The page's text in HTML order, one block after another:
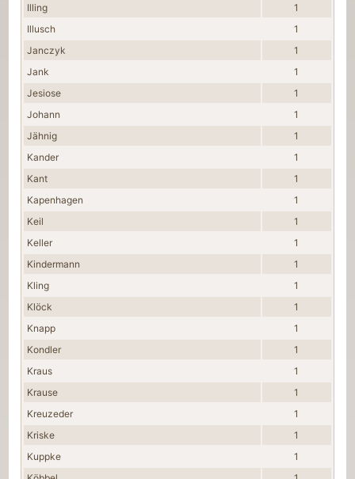
Illing
1
Illusch
1
Janczyk
1
Jank
1
Jesiose
1
Johann
1
Jähnig
1
Kander
1
Kant
1
Kapenhagen
1
Keil
1
Keller
1
Kindermann
1
Kling
1
Klöck
1
Knapp
1
Kondler
1
Kraus
1
Krause
1
Kreuzeder
1
Kriske
1
Kuppke
1